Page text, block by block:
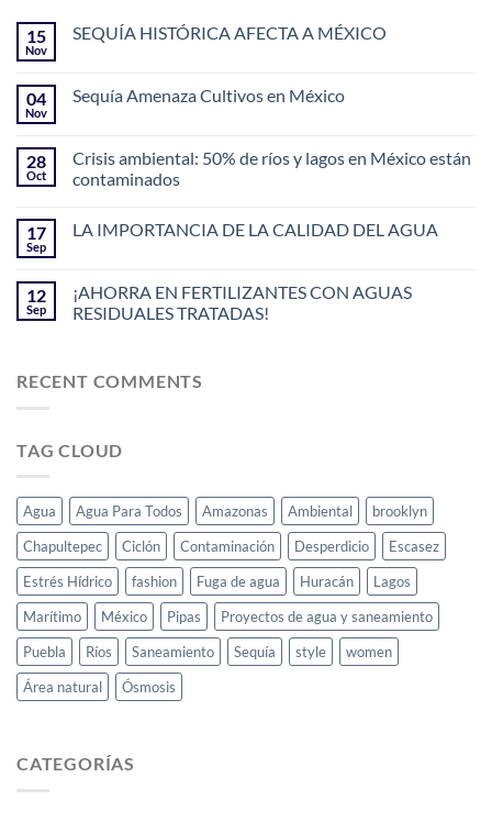
15
Nov
SEQUÍA HISTÓRICA AFECTA A MÉXICO
04
Nov
Sequía Amenaza Cultivos en México
28
Oct
Crisis ambiental: 50% de ríos y lagos en México están
contaminados
17
Sep
LA IMPORTANCIA DE LA CALIDAD DEL AGUA
12
Sep
¡AHORRA EN FERTILIZANTES CON AGUAS
RESIDUALES TRATADAS!
RECENT COMMENTS
TAG CLOUD
Agua Agua Para Todos Amazonas Ambiental
brooklyn
Chapultepec
Ciclón Contaminación Desperdicio
Escasez
Estrés Hídrico
fashion Fuga de agua Huracán
Lagos
Marítimo
México Pipas
Proyectos de agua y saneamiento
Puebla
Ríos Saneamiento Sequía style
women
Área natural
Ósmosis
CATEGORÍAS